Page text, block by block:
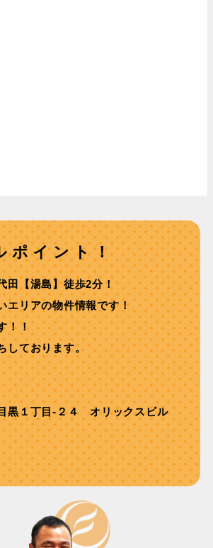
ポイント！
⽥【湯島】徒歩2分！
エリアの物件情報です！
！！
しております。
黒１丁目-２４ オリックスビル